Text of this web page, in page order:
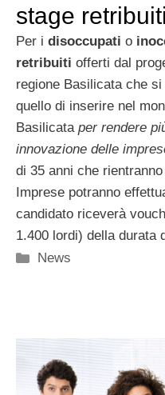
stage retribuiti
Per i disoccupati o
retribuiti offerti dal
regione Basilicata che
quello di inserire nel
Basilicata per rendere
innovazione delle
di 35 anni che
Imprese potranno
candidato riceverà
1.400 lordi) della durata
Categorie
News